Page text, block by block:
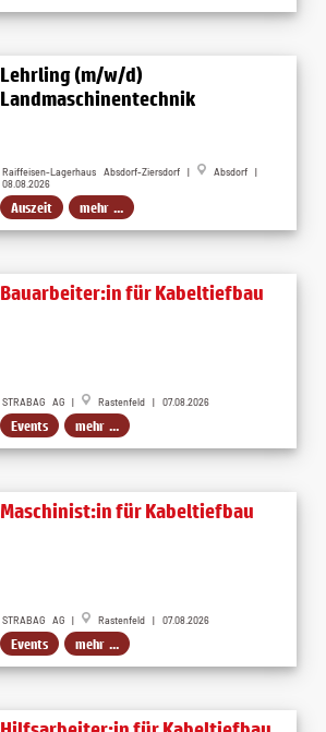
Lehrling (m/w/d)
Landmaschinentechnik
Raiffeisen-Lagerhaus Absdorf-Ziersdorf |
Absdorf |
08.08.2026
Auszeit mehr ...
Bauarbeiter:in für Kabeltiefbau
STRABAG AG | Rastenfeld | 07.08.2026
Events mehr ...
Maschinist:in für Kabeltiefbau
STRABAG AG | Rastenfeld | 07.08.2026
Events mehr ...